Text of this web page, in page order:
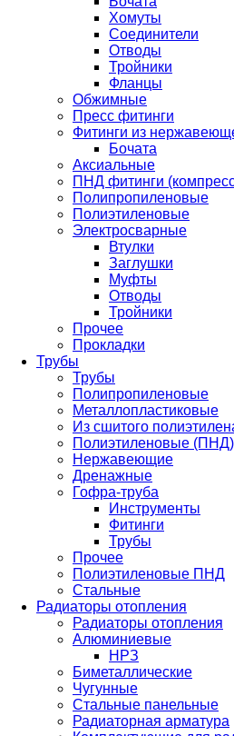
Хомуты
Соединители
Отводы
Тройники
Фланцы
Обжимные
Пресс фитинги
Фитинги из
Бочата
Аксиальные
ПНД фитинги
Полипропиленовые
Полиэтиленовые
Электросварные
Втулки
Заглушки
Муфты
Отводы
Тройники
Прочее
Прокладки
Трубы
Трубы
Полипропиленовые
Металлопластиковые
Из сшитого
Полиэтиленовые (ПНД)
Нержавеющие
Дренажные
Гофра-труба
Инструменты
Фитинги
Трубы
Прочее
Полиэтиленовые ПНД
Стальные
Радиаторы отопления
Радиаторы отопления
Алюминиевые
НРЗ
Биметаллические
Чугунные
Стальные панельные
Радиаторная арматура